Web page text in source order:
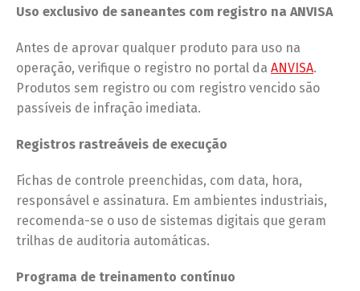
Uso exclusivo de saneantes com registro na ANVISA
Antes de aprovar qualquer produto para uso na
operação, verifique o registro no portal da ANVISA.
Produtos sem registro ou com registro vencido são
passíveis de infração imediata.
Registros rastreáveis de execução
Fichas de controle preenchidas, com data, hora,
responsável e assinatura. Em ambientes industriais,
recomenda-se o uso de sistemas digitais que geram
trilhas de auditoria automáticas.
Programa de treinamento contínuo